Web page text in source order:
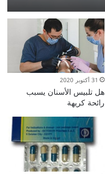
31 أكتوبر 2020
هل تلبيس الأسنان يسبب
رائحة كريهة